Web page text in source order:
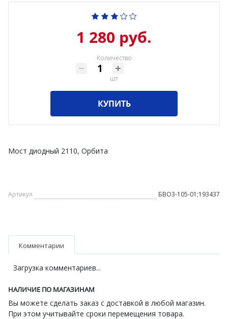
1 280 руб.
Количество
шт
КУПИТЬ
Мост диодный 2110, Орбита
Артикул БВО3-105-01;193437
Комментарии
Загрузка комментариев...
НАЛИЧИЕ ПО МАГАЗИНАМ
Вы можете сделать заказ с доставкой в любой магазин.
При этом учитывайте сроки перемещения товара.